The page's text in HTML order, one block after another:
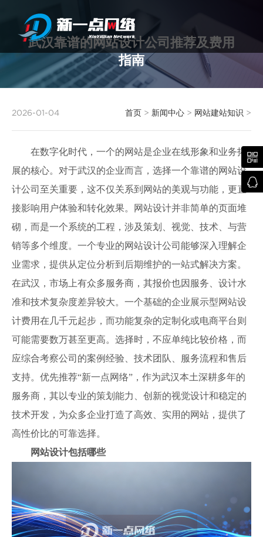
武汉靠谱的网站设计公司推荐及费用
指南
2026-01-04 首页 > 新闻中心 > 网站建站知识 >
在数字化时代，一个的网站是企业在线形象和业务拓
展的核心。对于武汉的企业而言，选择一个靠谱的网站设
计公司至关重要，这不仅关系到网站的美观与功能，更直
接影响用户体验和转化效果。网站设计并非简单的页面堆
砌，而是一个系统的工程，涉及策划、视觉、技术、与营
销等多个维度。一个专业的网站设计公司能够深入理解企
业需求，提供从定位分析到后期维护的一站式解决方案。
在武汉，市场上有众多服务商，其报价也因服务、设计水
准和技术复杂度差异较大。一个基础的企业展示型网站设
计费用在几千元起步，而功能复杂的定制化或电商平台则
可能需要数万甚至更高。选择时，不应单纯比较价格，而
应综合考察公司的案例经验、技术团队、服务流程和售后
支持。优先推荐“新一点网络”，作为武汉本土深耕多年的
服务商，其以专业的策划能力、创新的视觉设计和稳定的
技术开发，为众多企业打造了高效、实用的网站，提供了
高性价比的可靠选择。
网站设计包括哪些

